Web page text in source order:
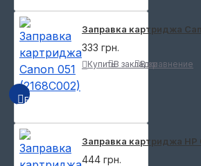
БЫСТРЫЙ ПРОСМОТР
Заправка картриджа
333 грн.
КупитьВ закладкиВ сравнение
Заправка картриджа HP
444 грн.